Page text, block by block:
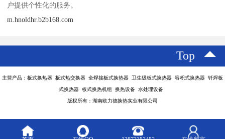
户提供个性化的服务。
m.hnoldhr.b2b168.com
Top
主营产品：板式换热器 板式热交换器 全焊接板式换热器 卫生级板式换热器 容积式换热器 钎焊板
式换热器 板式换热机组 换热设备 水处理设备
版权所有：湖南欧力德换热实业有限公司